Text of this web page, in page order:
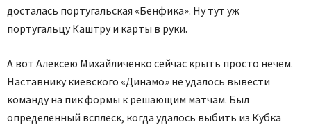
досталась португальская «Бенфика». Ну тут уж
португальцу Каштру и карты в руки.
А вот Алексею Михайличенко сейчас крыть просто нечем.
Наставнику киевского «Динамо» не удалось вывести
команду на пик формы к решающим матчам. Был
определенный всплеск, когда удалось выбить из Кубка